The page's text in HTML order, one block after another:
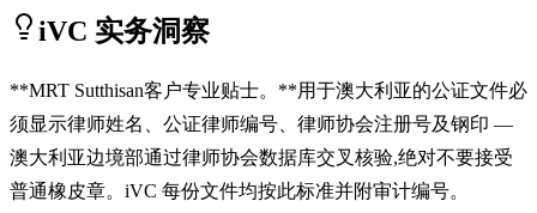
iVC 实务洞察
**MRT Sutthisan客户专业贴士。**用于澳大利亚的公证文件必
须显示律师姓名、公证律师编号、律师协会注册号及钢印 —
澳大利亚边境部通过律师协会数据库交叉核验,绝对不要接受
普通橡皮章。iVC 每份文件均按此标准并附审计编号。